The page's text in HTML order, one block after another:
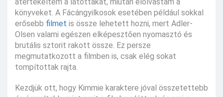
könyveket. A Fácángyilkosok esetében például sokkal
erősebb filmet is össze lehetett hozni, mert Adler-
Olsen valami egészen elképesztően nyomasztó és
brutális sztorit rakott össze. Ez persze
megmutatkozott a filmben is, csak elég sokat
tompítottak rajta.
Kezdjük ott, hogy Kimmie karaktere jóval összetettebb